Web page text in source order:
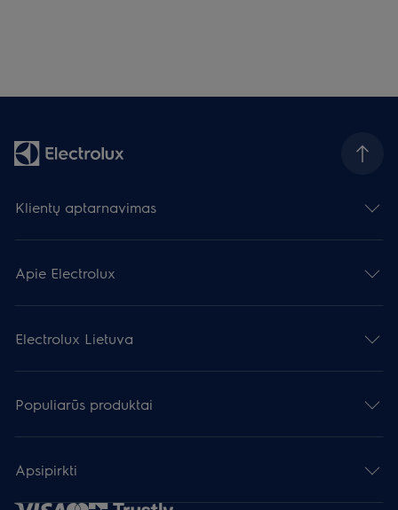
Klientų aptarnavimas
Apie Electrolux
Electrolux Lietuva
Populiarūs produktai
Apsipirkti